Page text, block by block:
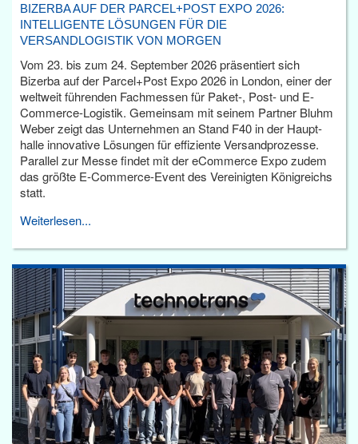
BIZERBA AUF DER PARCEL+POST EXPO 2026:
INTELLIGENTE LÖSUNGEN FÜR DIE
VERSANDLOGISTIK VON MORGEN
Vom 23. bis zum 24. September 2026 präsentiert sich
Bizerba auf der Parcel+Post Expo 2026 in London, einer der
weltweit führenden Fachmessen für Paket-, Post- und E-
Commerce-Logistik. Gemeinsam mit seinem Partner Bluhm
Weber zeigt das Unternehmen an Stand F40 in der Haupt­
halle innovative Lösungen für effiziente Versandprozesse.
Parallel zur Messe findet mit der eCommerce Expo zudem
das größte E-Commerce-Event des Vereinigten Königreichs
statt.
Weiterlesen...